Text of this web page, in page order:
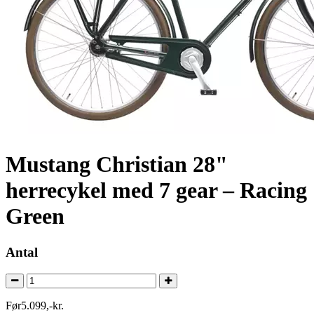
Mustang Christian 28"
herrecykel med 7 gear – Racing
Green
Antal
Før5.099,-kr.